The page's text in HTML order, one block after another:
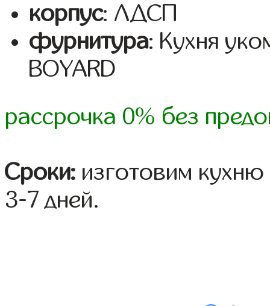
корпус: ЛДСП
фурнитура: Кухня
BOYARD
рассрочка 0% без
Сроки: изготовим
3-7 дней.